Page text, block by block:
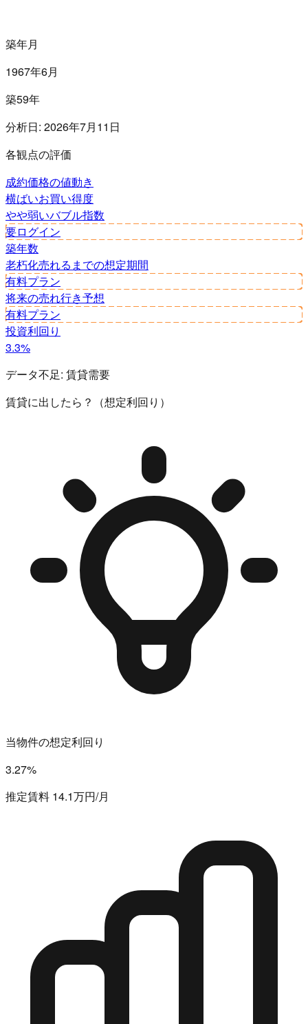
築年月
1967年6月
築59年
分析日: 2026年7月11日
各観点の評価
成約価格の値動き
横ばいお買い得度
やや弱いバブル指数
要ログイン
築年数
老朽化売れるまでの想定期間
有料プラン
将来の売れ行き予想
有料プラン
投資利回り
3.3%
データ不足: 賃貸需要
賃貸に出したら？（想定利回り）
当物件の想定利回り
3.27%
推定賃料 14.1万円/月